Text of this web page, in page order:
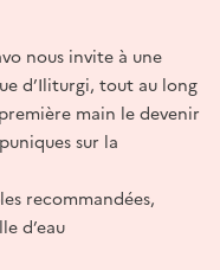
nous invite à une
d’Iliturgi, tout au long
main le devenir
sur la
recommandées,
d’eau